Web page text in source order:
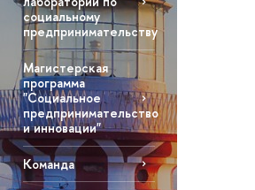
социальному
предпринимательству
Магистерская
программа
"Социальное
предпринимательство
и инновации"
Команда